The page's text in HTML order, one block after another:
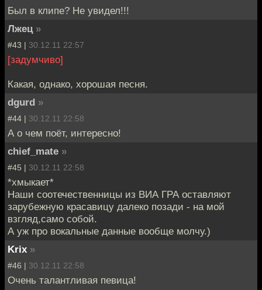
Был в клипе? Не увидел!!!
Лжец »
#43 | 30.12.11 22:57
[задумчиво]
Какая, однако, хорошая песня.
dgurd »
#44 | 30.12.11 22:58
А о чем поёт, интересно!
chief_mate »
#45 | 30.12.11 22:58
*хмыкает*
Наши соотечественницы из ВИА ГРА оставляют
зарубежную красавицу далеко позади - на мой
взгляд,само собой.
А уж про вокальные данные вообще молчу.)
Krix »
#46 | 30.12.11 22:58
Очень талантливая певица!